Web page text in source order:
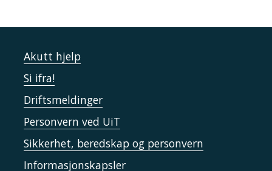
Akutt hjelp
Si ifra!
Driftsmeldinger
Personvern ved UiT
Sikkerhet, beredskap og personvern
Informasjonskapsler